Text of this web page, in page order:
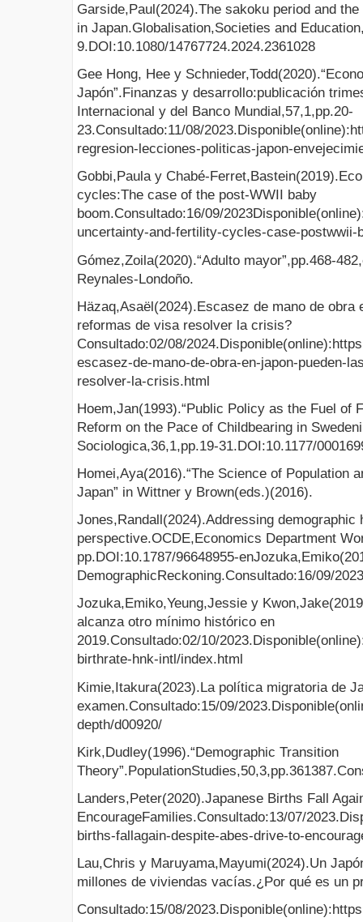
Garside,Paul(2024).The sakoku period and
in Japan.Globalisation,Societies and
9.DOI:10.1080/14767724.2024.2361028
Gee Hong, Hee y
Japón”.Finanzas y desarrollo:publicación
Internacional y del Banco Mundial,57,1,pp.20-
23.Consultado:11/08/
regresion-lecciones-politicas-japon-
Gobbi,Paula y Chabé-
cycles:The case of the post-WWII baby
boom.Consultado:16/09/
uncertainty-and-fertility-cycles-case-postwwii-
Gómez,Zoila(2020).“Adulto mayor”,pp.468-
Reynales-Londoño.
Häzaq,Asaël(2024).Escasez de mano de obra
reformas de visa resolver la crisis?
Consultado:02/08/
escasez-de-mano-de-obra-en-japon-pueden-
resolver-la-crisis.html
Hoem,Jan(1993).“Public Policy as the Fuel of
Reform on the Pace of Childbearing in
Sociologica,36,1,pp.19-31.DOI:10.1177/
Homei,Aya(2016).“The Science of Population
Japan” in Wittner y Brown(eds.)(2016).
Jones,Randall(2024).Addressing demographic
perspective.OCDE,Economics Department
pp.DOI:10.1787/96648955-
DemographicReckoning.Consultado:16/09/
Jozuka,Emiko,Yeung,Jessie y
alcanza otro mínimo histórico en
2019.Consultado:02/10/
birthrate-hnk-intl/index.html
Kimie,Itakura(2023).La política migratoria de
examen.Consultado:15/09/
depth/d00920/
Kirk,Dudley(1996).“Demographic Transition
Landers,Peter(2020).Japanese Births Fall
EncourageFamilies.Consultado:13/07/
births-fallagain-despite-abes-drive-to-
Lau,Chris y Maruyama,Mayumi(2024).Un
millones de viviendas vacías.¿Por qué es un
Consultado:15/08/